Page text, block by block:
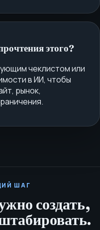
этого?
чеклистом или
в ИИ, чтобы
рынок,
ШАГ
создать,